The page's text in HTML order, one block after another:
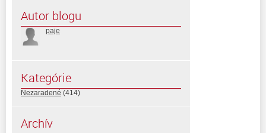
Autor blogu
paje
Kategórie
Nezaradené (414)
Archív